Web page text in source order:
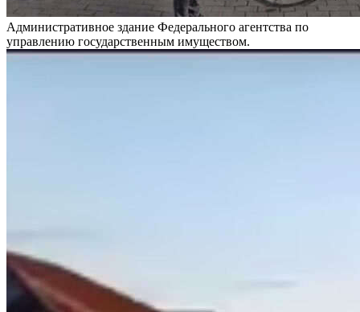
Административное здание Федерального агентства по
управлению государственным имуществом.